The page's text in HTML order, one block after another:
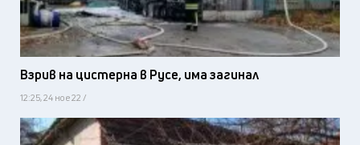
Взрив на цистерна в Русе, има загинал
12:25, 24 ное 22 /